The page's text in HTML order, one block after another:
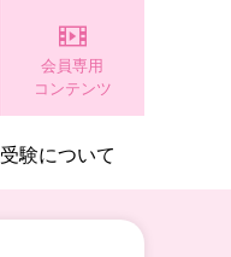
会員専用
コンテンツ
験について